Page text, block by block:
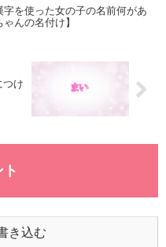
字を使った女の子の名前何があ
んの名付け】
つけ
き込む